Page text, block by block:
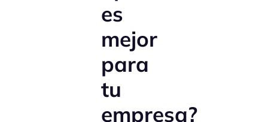
es
mejor
para
tu
empresa?